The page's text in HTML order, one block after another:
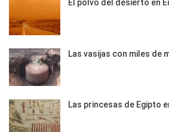
El polvo del desierto en
Las vasijas con miles de
Las princesas de Egipto